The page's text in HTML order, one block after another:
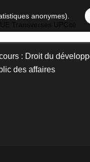
anonymes).
: Droit du
des affaires